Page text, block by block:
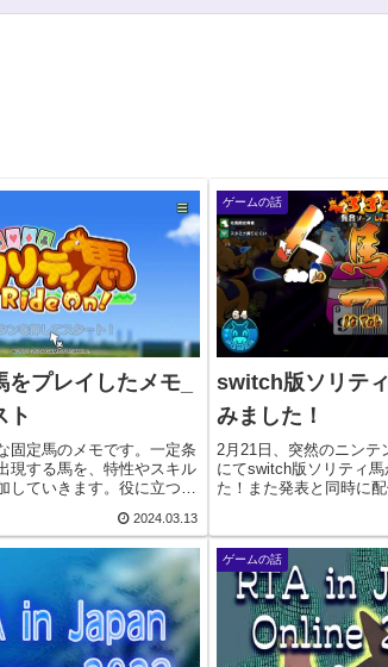
をプレイしたメモ_
ト
固定馬のメモです。一定条
現する馬を、特性やスキル
していきます。役に立つか
説明■■距離適性■■距離適
ークタイムで決まる感じで
2024.03.13
ゲームの話
switch版ソリテ
みました！
2月21日、突然のニンテ
にてswitch版ソリティ
た！また発表と同時に配
復活です。今回は、DS
加要素など、現段階で
ゲームの話